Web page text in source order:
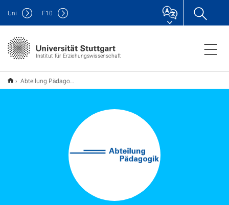
Institut für Erziehungswissenschaft
Uni F10
Abteilung Pädagogik